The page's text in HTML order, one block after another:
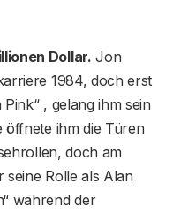
Dollar. Jon
1984, doch erst
, gelang ihm sein
ihm die Türen
doch am
Rolle als Alan
während der